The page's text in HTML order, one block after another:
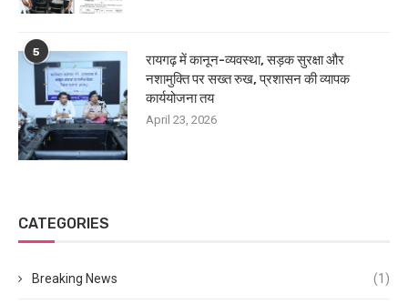
5
रायगढ़ में कानून-व्यवस्था, सड़क सुरक्षा और
नशामुक्ति पर सख्त रुख, प्रशासन की व्यापक
कार्ययोजना तय
April 23, 2026
CATEGORIES
Breaking News (1)